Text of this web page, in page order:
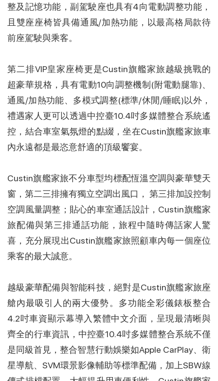
整及記憶功能，副駕駛座也具有4向電動調整功能，
且雙座座椅皆具備通風/加熱功能，以最高格局款待
前座駕駛與乘客。
第二排VIP皇家座椅更是Custin旗艦家旅越級挑戰的
超豪華規格，具有電動10向調整機制(附電動腿靠)、
通風/加熱功能、多模式調整(標準/休閒/睡眠)以外，
禮遇家人更可以透過中控臺10.4吋多媒體整合系統遙
控，結合車室氣氛燈的點綴，坐在Custin旗艦家旅車
內永遠都是最恣意舒適的頂級饗宴。
Custin旗艦家旅不分車型均標配恆溫空調與豪華雙天
窗，第二三排擁有獨立空調出風口， 第三排加設控制
空調風量調整；貼心的車室通話設計，Custin旗艦家
旅配備與第三排通話功能，旅程中隨時傳話家人驚
喜，充分展現出Custin旗艦家旅照顧車內每一個座位
乘客的最大誠意。
越級豪華配備與智能科技，絕對是Custin旗艦家旅座
艙內最吸引人的兩大優勢。多功能全彩儀錶板整合
4.2吋車資顯示幕導入繁體中文介面，呈現最清晰與
齊全的行車資訊，中控臺10.4吋多媒體整合系統不僅
是同級首見，整合智慧行動娛樂如Apple CarPlay、衛
星導航、SVM環景影像輔助等標準配備，加上SBW線